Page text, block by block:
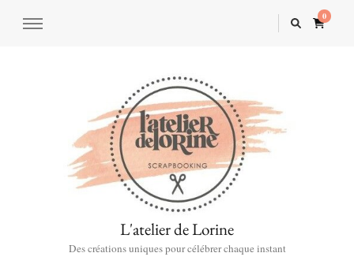
0
L'atelier de Lorine
Des créations uniques pour célébrer chaque instant